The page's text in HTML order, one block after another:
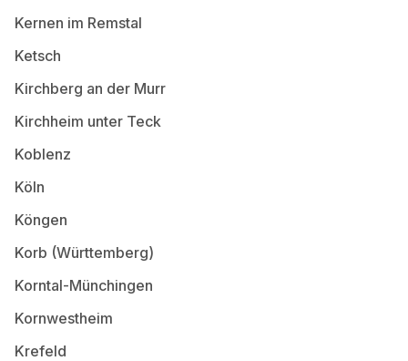
Kernen im Remstal
Ketsch
Kirchberg an der Murr
Kirchheim unter Teck
Koblenz
Köln
Köngen
Korb (Württemberg)
Korntal-Münchingen
Kornwestheim
Krefeld